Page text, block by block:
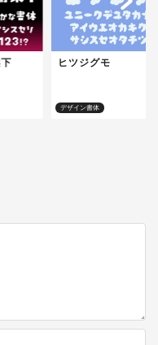
デザイン書体
ヒツジグモ